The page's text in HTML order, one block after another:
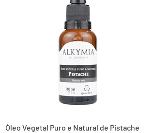
Óleo Vegetal Puro e Natural de Pistache